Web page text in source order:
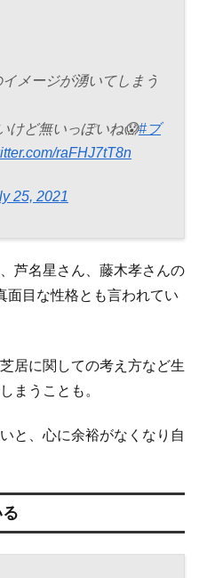
メージが湧いてしまう
けど無いっぽいね😱#ブ
raFHJ7tT8n
25, 2021
芦名星さん、藤木孝さんの
面目な性格とも言われてい
居に関しての考え方など生
まうことも。
と、心に余裕がなくなり自